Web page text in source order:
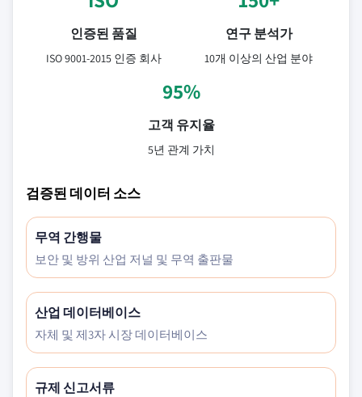
인증된 품질
ISO 9001-2015 인증 회사
연구 분석가
10개 이상의 산업 분야
95%
고객 유지율
5년 관계 가치
검증된 데이터 소스
무역 간행물
보안 및 방위 산업 저널 및 무역 출판물
산업 데이터베이스
자체 및 제3자 시장 데이터베이스
규제 신고서류